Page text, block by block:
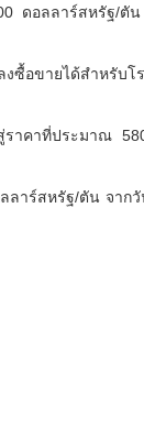
ดอลลาร์สหรัฐ/ตัน
ซื้อขายได้สำหรับโ
ราคาที่ประมาณ
ลาร์สหรัฐ/ตัน จาก